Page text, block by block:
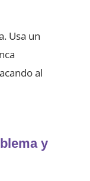
Usa un
al
y